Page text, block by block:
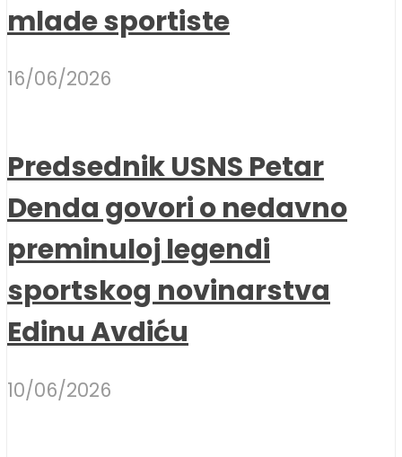
mlade sportiste
16/06/2026
Predsednik USNS Petar
Denda govori o nedavno
preminuloj legendi
sportskog novinarstva
Edinu Avdiću
10/06/2026